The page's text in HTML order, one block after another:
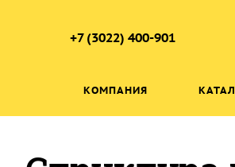
+7 (3022) 400-901
КОМПАНИЯ